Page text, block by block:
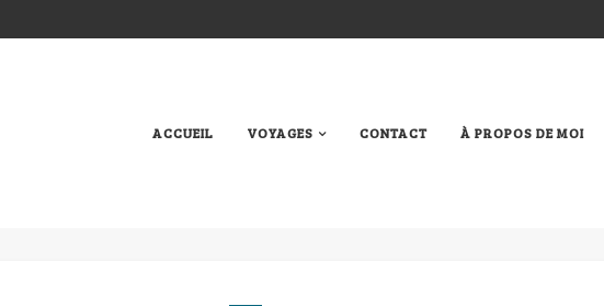
ACCUEIL VOYAGES CONTACT À PROPOS DE MOI